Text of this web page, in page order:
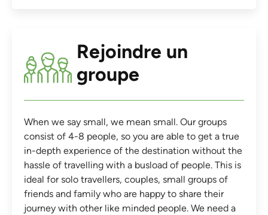
Rejoindre un
groupe
When we say small, we mean small. Our groups
consist of 4-8 people, so you are able to get a true
in-depth experience of the destination without the
hassle of travelling with a busload of people. This is
ideal for solo travellers, couples, small groups of
friends and family who are happy to share their
journey with other like minded people. We need a